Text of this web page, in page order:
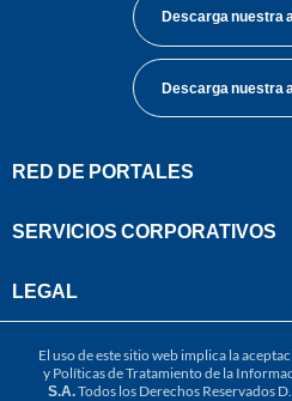
Descarga nuestra
Descarga nuestra
RED DE PORTALES
SERVICIOS CORPORATIVOS
LEGAL
El uso de este sitio web implica la
y Políticas de Tratamiento de la
S.A.Todos los Derechos Reservados